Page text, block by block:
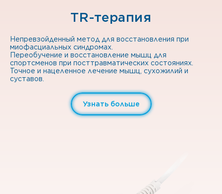
TR-терапия
Непревзойденный метод для восстановления при
миофасциальных синдромах.
Переобучение и восстановление мышц для
спортсменов при посттравматических состояниях.
Точное и нацеленное лечение мышц, сухожилий и
суставов.
Узнать больше